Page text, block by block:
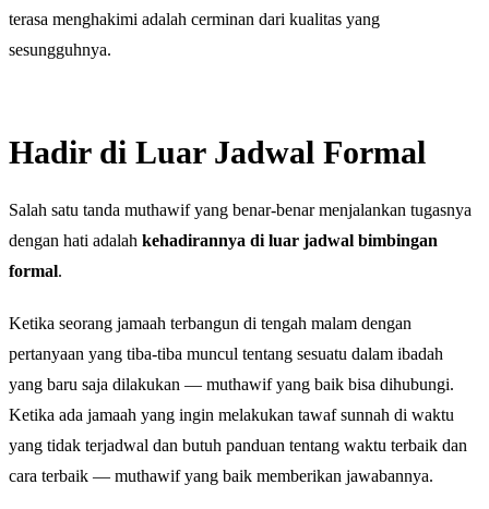
terasa menghakimi adalah cerminan dari kualitas yang
sesungguhnya.
Hadir di Luar Jadwal Formal
Salah satu tanda muthawif yang benar-benar menjalankan tugasnya
dengan hati adalah kehadirannya di luar jadwal bimbingan
formal.
Ketika seorang jamaah terbangun di tengah malam dengan
pertanyaan yang tiba-tiba muncul tentang sesuatu dalam ibadah
yang baru saja dilakukan — muthawif yang baik bisa dihubungi.
Ketika ada jamaah yang ingin melakukan tawaf sunnah di waktu
yang tidak terjadwal dan butuh panduan tentang waktu terbaik dan
cara terbaik — muthawif yang baik memberikan jawabannya.